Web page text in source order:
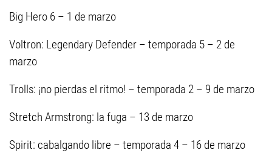
Big Hero 6 – 1 de marzo
Voltron: Legendary Defender – temporada 5 – 2 de
marzo
Trolls: ¡no pierdas el ritmo! – temporada 2 – 9 de marzo
Stretch Armstrong: la fuga – 13 de marzo
Spirit: cabalgando libre – temporada 4 – 16 de marzo